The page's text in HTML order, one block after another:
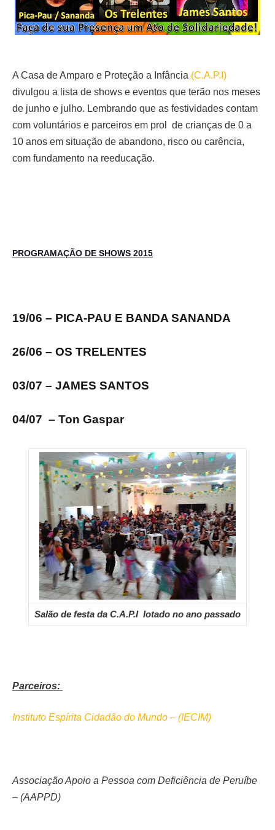
A Casa de Amparo e Proteção a Infância (C.A.P.I)
divulgou a lista de shows e eventos que terão nos meses
de junho e julho. Lembrando que as festividades contam
com voluntários e parceiros em prol de crianças de 0 a
10 anos em situação de abandono, risco ou carência,
com fundamento na reeducação.
PROGRAMAÇÃO DE SHOWS 2015
19/06 – PICA-PAU E BANDA SANANDA
26/06 – OS TRELENTES
03/07 – JAMES SANTOS
04/07 – Ton Gaspar
Salão de festa da C.A.P.I lotado no ano passado
Parceiros:
Instituto Espírita Cidadão do Mundo – (IECIM)
Associação Apoio a Pessoa com Deficiência de Peruíbe
– (AAPPD)